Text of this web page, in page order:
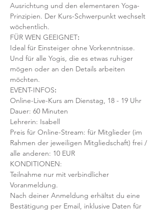
Ausrichtung und den elementaren Yoga-
Prinzipien. Der Kurs-Schwerpunkt wechselt
wöchentlich.
FÜR WEN GEEIGNET:
Ideal für Einsteiger ohne Vorkenntnisse.
Und für alle Yogis, die es etwas ruhiger
mögen oder an den Details arbeiten
möchten.
EVENT-INFOS:
Online-Live-Kurs am Dienstag, 18 - 19 Uhr
Dauer: 60 Minuten
Lehrerin: Isabell
Preis für Online-Stream: für Mitglieder (im
Rahmen der jeweiligen Mitgliedschaft) frei /
alle anderen: 10 EUR
KONDITIONEN:
Teilnahme nur mit verbindlicher
Voranmeldung.
Nach deiner Anmeldung erhältst du eine
Bestätigung per Email, inklusive Daten für